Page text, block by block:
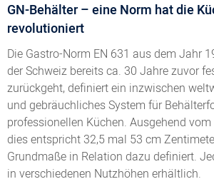
GN-Behälter – eine Norm hat die
revolutioniert
Die Gastro-Norm EN 631 aus dem Jahr
der Schweiz bereits ca. 30 Jahre zuvor
zurückgeht, definiert ein inzwischen
und gebräuchliches System für
professionellen Küchen. Ausgehend
dies entspricht 32,5 mal 53 cm
Grundmaße in Relation dazu definiert.
in verschiedenen Nutzhöhen erhältlich.